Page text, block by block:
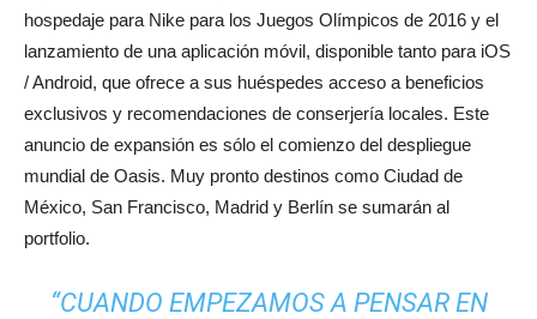
hospedaje para Nike para los Juegos Olímpicos de 2016 y el
lanzamiento de una aplicación móvil, disponible tanto para iOS
/ Android, que ofrece a sus huéspedes acceso a beneficios
exclusivos y recomendaciones de conserjería locales. Este
anuncio de expansión es sólo el comienzo del despliegue
mundial de Oasis. Muy pronto destinos como Ciudad de
México, San Francisco, Madrid y Berlín se sumarán al
portfolio.
“CUANDO EMPEZAMOS A PENSAR EN